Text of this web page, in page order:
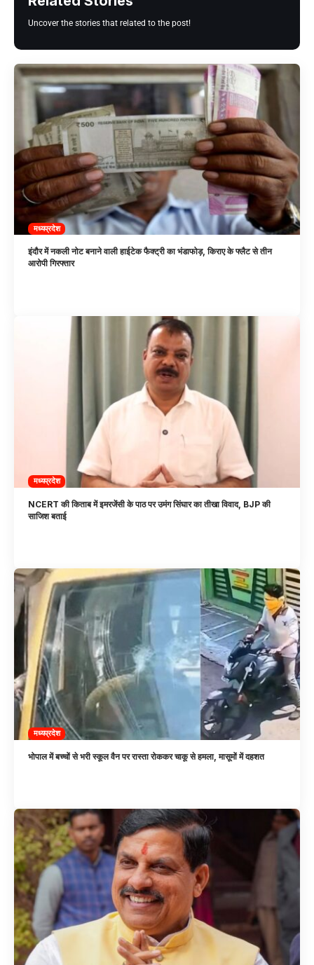
Uncover the stories that related to the post!
मध्यप्रदेश
इंदौर में नकली नोट बनाने वाली हाईटेक फैक्ट्री का भंडाफोड़, किराए के फ्लैट से तीन
आरोपी गिरफ्तार
मध्यप्रदेश
NCERT की किताब में इमरजेंसी के पाठ पर उमंग सिंघार का तीखा विवाद, BJP की
साजिश बताई
मध्यप्रदेश
भोपाल में बच्चों से भरी स्कूल वैन पर रास्ता रोककर चाकू से हमला, मासूमों में दहशत